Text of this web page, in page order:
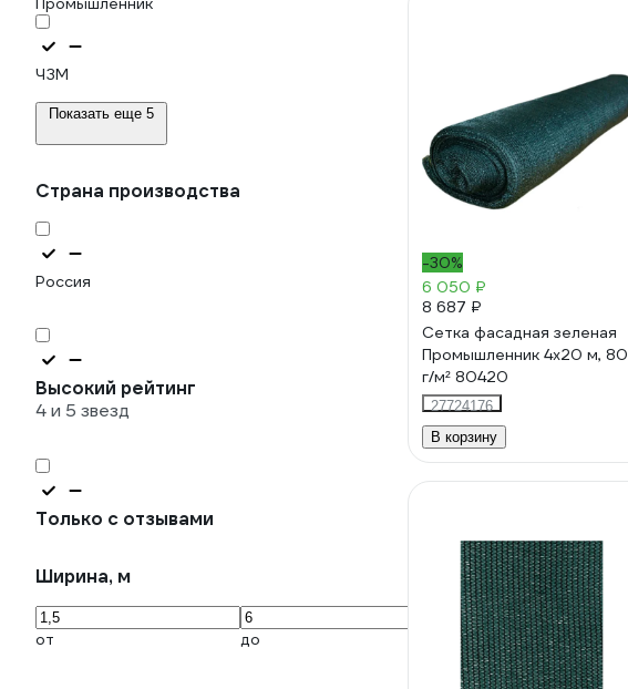
ЧЗМ
Показать еще 5
Страна производства
Россия
Высокий рейтинг
4 и 5 звезд
Только с отзывами
Ширина, м
от до
-30%
6 050 ₽
8 687 ₽
Сетка фасадная зеленая
Промышленник 4x20 м, 80
г/м² 80420
27724176
В корзину